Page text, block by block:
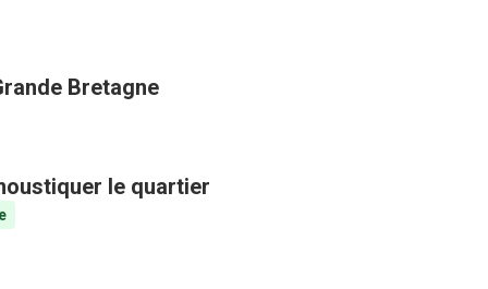
Bretagne
le quartier